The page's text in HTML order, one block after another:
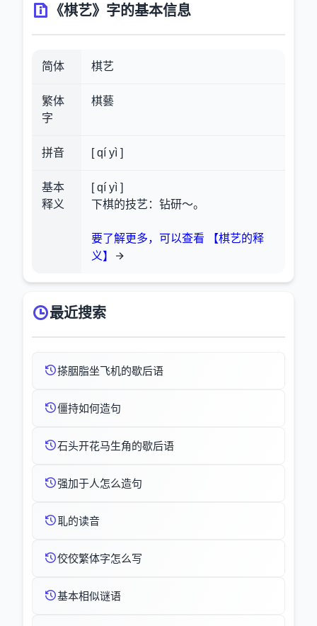
《棋艺》字的基本信息
简体 棋艺
繁体
字
棋藝
拼音 [ qí yì ]
基本
释义
[ qí yì ]
下棋的技艺：钻研～。
要了解更多，可以查看 【棋艺的释
义】
最近搜索
搽胭脂坐飞机的歇后语
僵持如何造句
石头开花马生角的歇后语
强加于人怎么造句
耴的读音
佼佼繁体字怎么写
基本相似谜语